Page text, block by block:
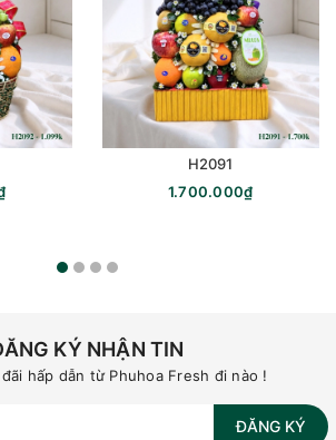
H2091
1.700.000₫
KÝ NHẬN TIN
hấp dẫn từ Phuhoa Fresh đi nào !
ĐĂNG KÝ